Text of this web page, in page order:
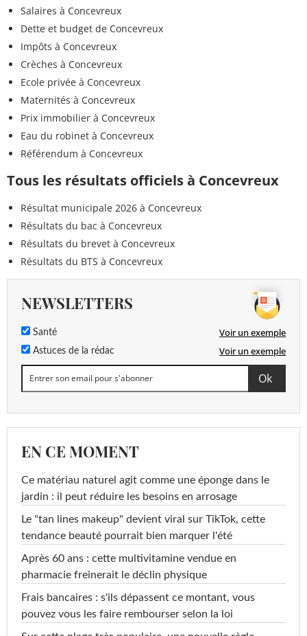
Salaires à Concevreux
Dette et budget de Concevreux
Impôts à Concevreux
Crèches à Concevreux
Ecole privée à Concevreux
Maternités à Concevreux
Prix immobilier à Concevreux
Eau du robinet à Concevreux
Référendum à Concevreux
Tous les résultats officiels à Concevreux
Résultat municipale 2026 à Concevreux
Résultats du bac à Concevreux
Résultats du brevet à Concevreux
Résultats du BTS à Concevreux
NEWSLETTERS
Santé Voir un exemple
Astuces de la rédac Voir un exemple
EN CE MOMENT
Ce matériau naturel agit comme une éponge dans le
jardin : il peut réduire les besoins en arrosage
Le "tan lines makeup" devient viral sur TikTok, cette
tendance beauté pourrait bien marquer l'été
Après 60 ans : cette multivitamine vendue en
pharmacie freinerait le déclin physique
Frais bancaires : s'ils dépassent ce montant, vous
pouvez vous les faire rembourser selon la loi